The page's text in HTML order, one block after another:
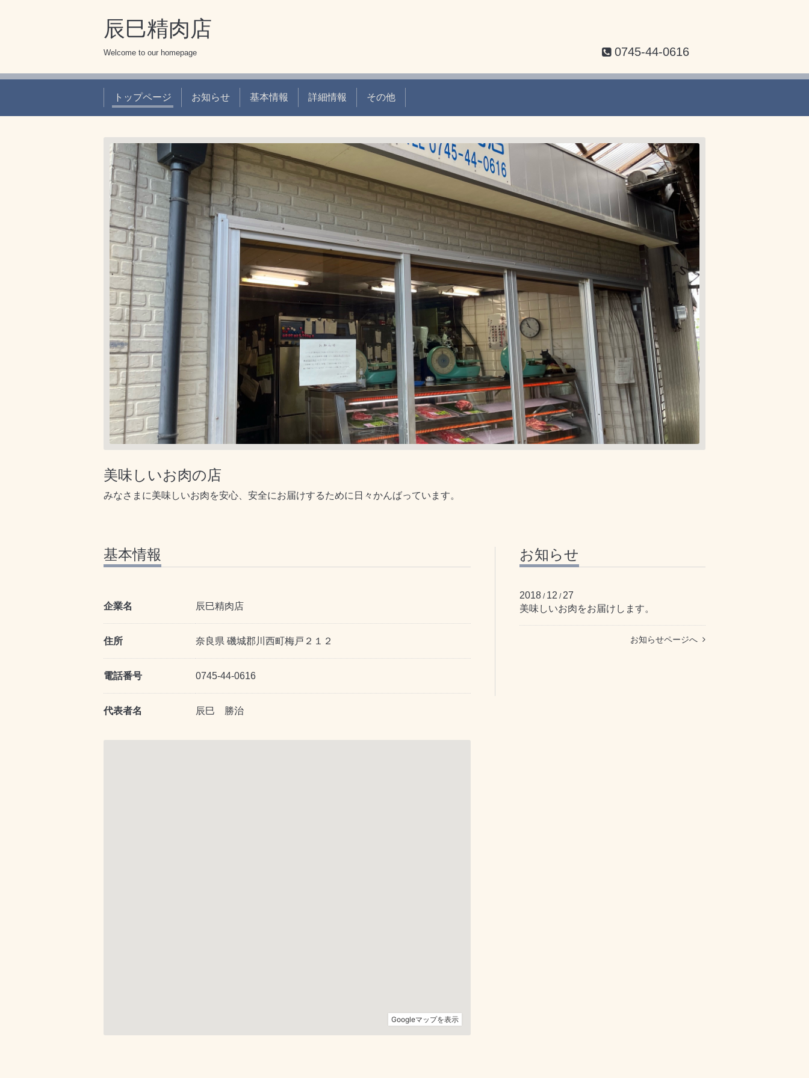
辰巳精肉店
Welcome to our homepage 0745-44-0616
トップページ お知らせ 基本情報 詳細情報 その他
美味しいお肉の店
みなさまに美味しいお肉を安心、安全にお届けするために日々かんばっています。
基本情報
企業名 辰巳精肉店
住所 奈良県 磯城郡川西町梅戸２１２
電話番号 0745-44-0616
代表者名 辰巳 勝治
お知らせ
2018 / 12 / 27
美味しいお肉をお届けします。
お知らせページへ